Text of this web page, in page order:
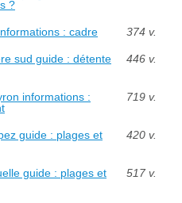
?
: cadre 374 v.
sud guide : détente
446 v.
informations :
719 v.
guide : plages et
420 v.
guide : plages et
517 v.